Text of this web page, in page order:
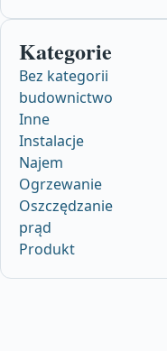
Kategorie
Bez kategorii
budownictwo
Inne
Instalacje
Najem
Ogrzewanie
Oszczędzanie
prąd
Produkt